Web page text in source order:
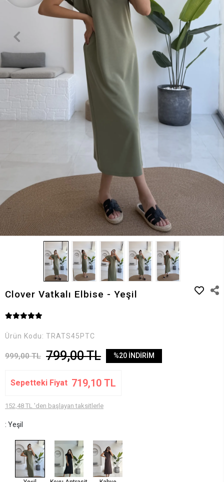
Clover Vatkalı Elbise - Yeşil
Ürün Kodu: TRATS45PTC
999,00 TL 799,00 TL %20 İNDİRİM
Sepetteki Fiyat 719,10 TL
152,48 TL 'den başlayan taksitlerle
: Yeşil